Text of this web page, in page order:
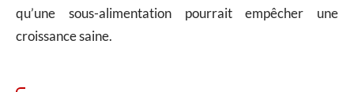
qu’une sous-alimentation pourrait empêcher une
croissance saine.